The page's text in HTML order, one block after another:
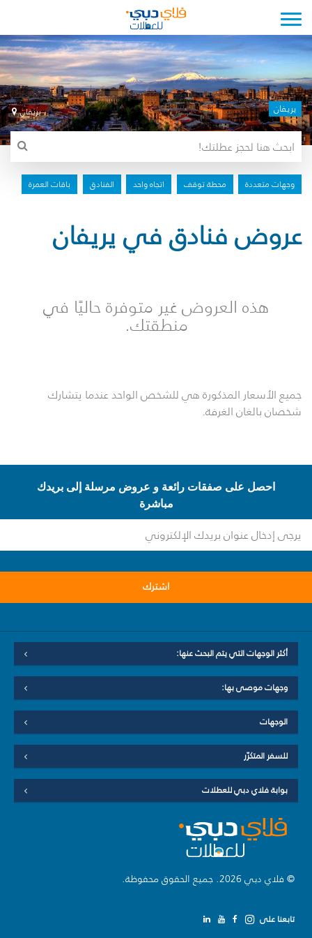
Toggle navigation
يريفان يريفان
وجهات متعددة محطة توقف اتجاه واحد الفنادق باقات العمرة
عروض فنادق في يريفان
هذه العروض غير متوفرة حاليًا في
منطقتك.
جميع الأسعار المذكورة هي للشخص الواحد عندما يتشارك
شخصان بالغان الغرفة.
احصل على صفقات رائعة و عروض مرسلة إلى بريدك
مباشرة
اشترك
أكثر الوجهات التي يتم البحث عنها:
وجهات موصى بها:
الوجهات
للسفر المتكرّر
بوابة فلاي دبي للعطلات
© فلاي دبي 2026. جميع الحقوق محفوظة.
تابعنا على